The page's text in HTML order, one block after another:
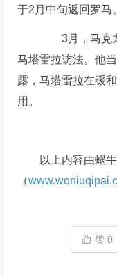
于2月中旬返回罗马。
3月，马克龙
马塔雷拉访法。他
露，马塔雷拉在缓
用。
以上内容由蜗
（
赞0